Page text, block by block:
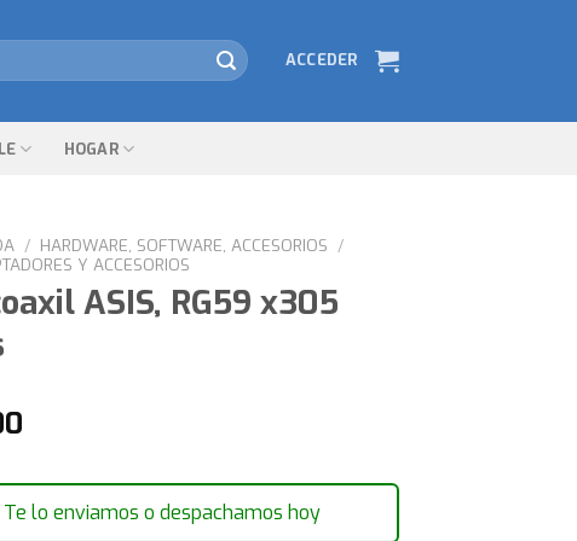
ACCEDER
HOGAR
/ HARDWARE, SOFTWARE, ACCESORIOS /
Y ACCESORIOS
ASIS, RG59 x305
Te lo enviamos o despachamos hoy